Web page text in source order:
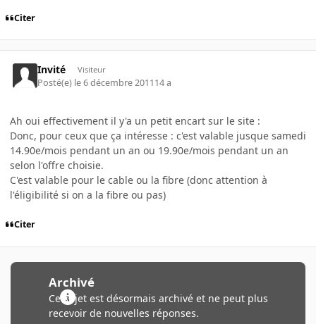
Citer
Invité Visiteur
Posté(e) le 6 décembre 201114 a
Ah oui effectivement il y'a un petit encart sur le site :
Donc, pour ceux que ça intéresse : c'est valable jusque samedi
14.90e/mois pendant un an ou 19.90e/mois pendant un an
selon l'offre choisie.
C'est valable pour le cable ou la fibre (donc attention à
l'éligibilité si on a la fibre ou pas)
Citer
Archivé
Ce sujet est désormais archivé et ne peut plus
recevoir de nouvelles réponses.